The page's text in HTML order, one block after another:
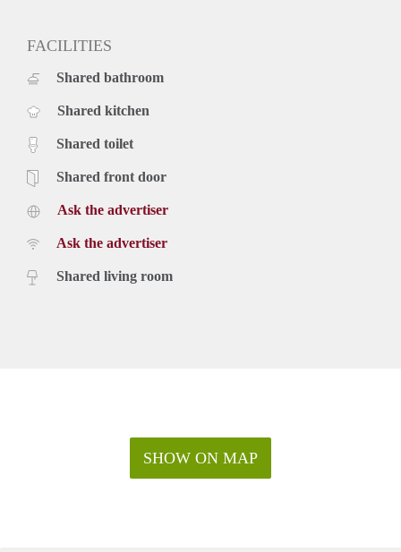
FACILITIES
Shared bathroom
Shared kitchen
Shared toilet
Shared front door
Ask the advertiser
Ask the advertiser
Shared living room
SHOW ON MAP